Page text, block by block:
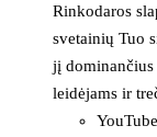
Rinkodaros
svetainių Tuo
jį
leidėjams ir
YouTube